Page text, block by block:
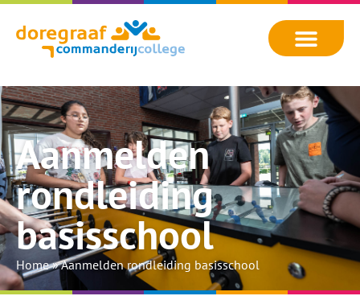
Aanmelden
rondleiding
basisschool
Home»Aanmelden rondleiding basisschool